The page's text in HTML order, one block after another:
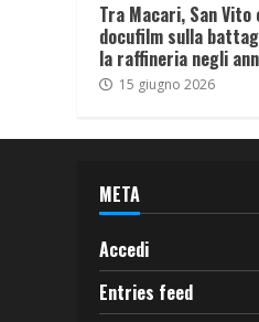
Tra Macari, San
docufilm sulla
la raffineria negli
15 giugno 2026
META
Accedi
Entries feed